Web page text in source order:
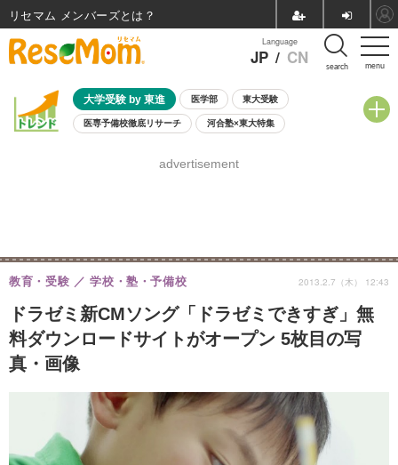
menu
Language
JP / CN search
大学受験 by 東進 医学部 東大受験
医専予備校徹底リサーチ 河合塾×東大特集
8月開催学校説明会・相談会
advertisement
ドラゼミ新CMソング「ドラゼミできすぎ」無
料ダウンロードサイトがオープン 5枚目の写
真・画像
教育・受験 学校・塾・予備校 2013.2.7（木） 12:43
リセマム メンバーズ